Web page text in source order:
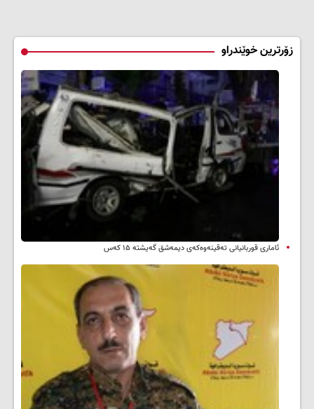
زۆرترین خوێندراو
ئاماری قوربانیانی تەقینەوەکەی دیمەشق گەیشتە ۱۵ کەس